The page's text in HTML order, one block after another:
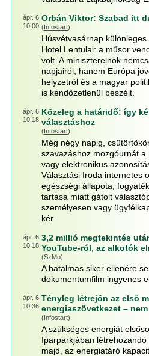
ápr. 6
10:00
Orbán Viktor: Szabad itt
(Infostart)
Húsvétvasárnap
Hotel Lentulai: a műsor
volt. A miniszterelnök
napjairól, hanem Európa
helyzetről és a magyar
is kendőzetlenül beszélt.
ápr. 6
10:18
Közeleg a határidő: így
választáshoz
(Infostart)
Még négy napig,
szavazáshoz mozgóurnát a
vagy elektronikus
Választási Iroda internetes
egészségi állapota,
tartása miatt gátolt
személyesen vagy
kér
ápr. 6
10:18
3,2 millió megtekintés
YouTube-ról, az alkotók
(SzMo)
A hatalmas siker ellenére
dokumentumfilm ingyenes
ápr. 6
10:36
Tényleg létrejön az első
energiaszövetkezet –
(Infostart)
A szükséges energiát
Iparparkjában
majd, az energiatáró